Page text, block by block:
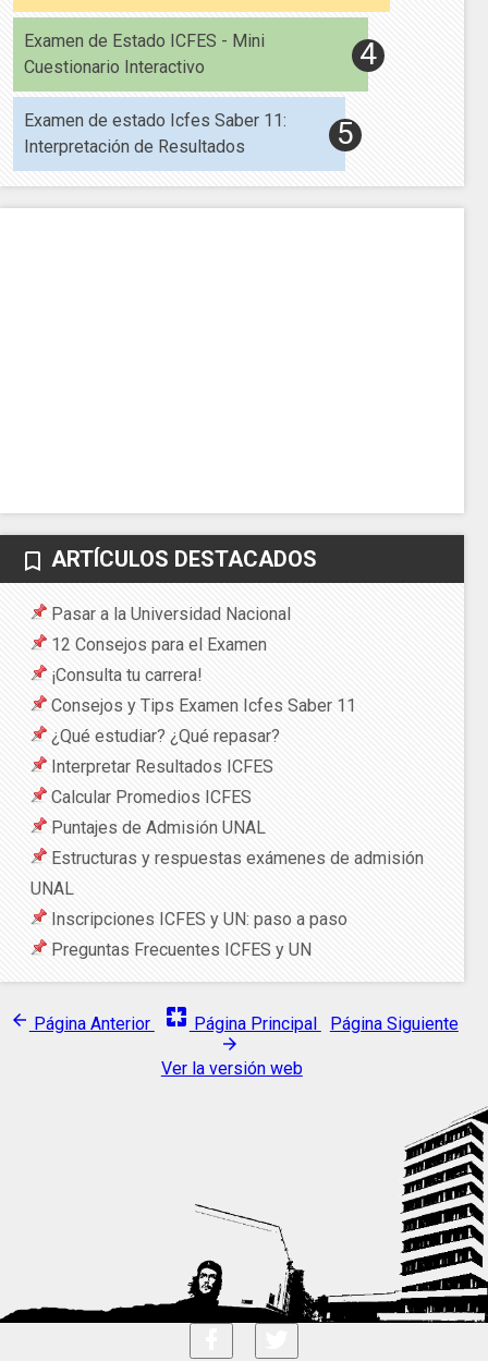
Examen de Estado ICFES - Mini
Cuestionario Interactivo
Examen de estado Icfes Saber 11:
Interpretación de Resultados
bookmark_border ARTÍCULOS DESTACADOS
Pasar a la Universidad Nacional
12 Consejos para el Examen
¡Consulta tu carrera!
Consejos y Tips Examen Icfes Saber 11
¿Qué estudiar? ¿Qué repasar?
Interpretar Resultados ICFES
Calcular Promedios ICFES
Puntajes de Admisión UNAL
Estructuras y respuestas exámenes de admisión
UNAL
Inscripciones ICFES y UN: paso a paso
Preguntas Frecuentes ICFES y UN
arrow_back Página Anterior pages Página Principal Página Siguiente
arrow_forward
Ver la versión web